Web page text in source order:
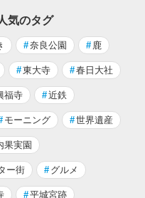
気のタグ
#奈良公園 # 鹿
#東大寺 #春日大社
福寺 #近鉄
モーニング #世界遺産
果実園
ー街 # グルメ
#平城宮跡